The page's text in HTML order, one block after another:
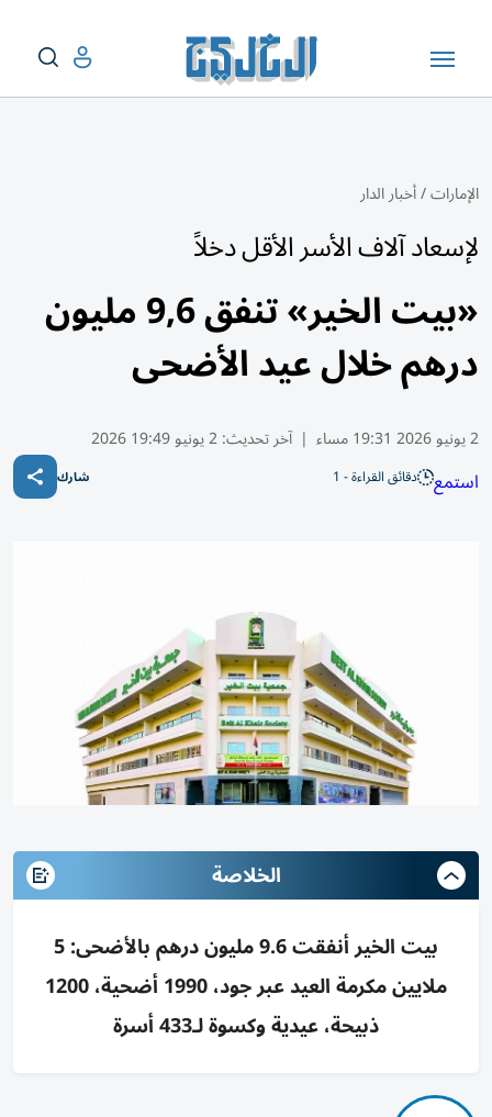
الإمارات/أخبار الدار
لإسعاد آلاف الأسر الأقل دخلاً
«بيت الخير» تنفق 9,6 مليون
درهم خلال عيد الأضحى
2 يونيو 2026 19:31 مساء | آخر تحديث:2 يونيو 19:49 2026
استمع دقائق القراءة - 1 شارك
الخلاصة
بيت الخير أنفقت 9.6 مليون درهم بالأضحى: 5
ملايين مكرمة العيد عبر جود، 1990 أضحية، 1200
ذبيحة، عيدية وكسوة لـ433 أسرة